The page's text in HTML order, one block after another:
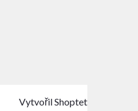
Vytvořil Shoptet